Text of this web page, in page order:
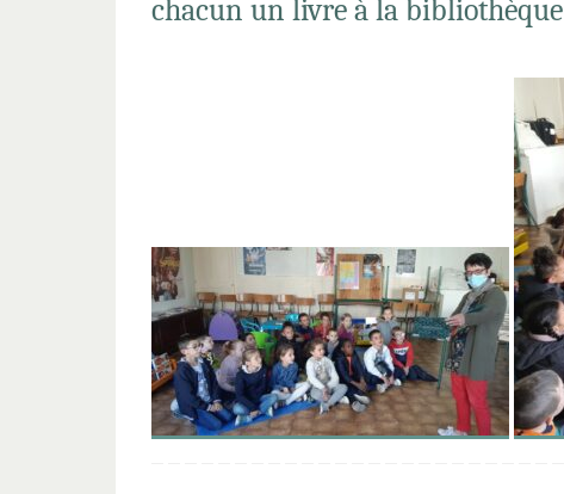
chacun un livre à la